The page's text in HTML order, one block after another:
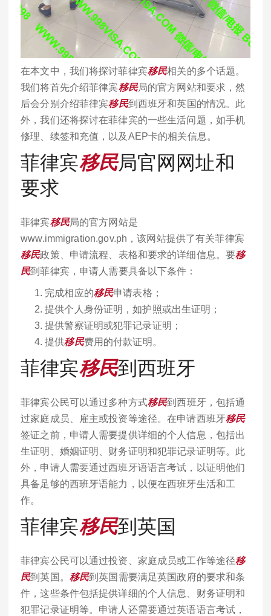
在本文中，我们将探讨菲律宾移民相关的多个话题。
我们将首先介绍菲律宾移民局的官方网站和要求，然
后会分别介绍菲律宾移民到西班牙和英国的情况。此
外，我们还将探讨在菲律宾的一些生活问题，如手机
修理、续签和充值，以及AEP卡的相关信息。
菲律宾移民局官网网址和
要求
菲律宾移民局的官方网站是
www.immigration.gov.ph，该网站提供了有关菲律宾
移民政策、申请流程、表格和要求的详细信息。要移
民到菲律宾，申请人需要具备以下条件：
完成相应的移民申请表格；
提供个人身份证明，如护照或出生证明；
提供警察证明或犯罪记录证明；
提供移民费用的付款证明。
菲律宾移民到西班牙
菲律宾公民可以通过多种方式移民到西班牙，包括通
过家庭成员、雇主或投资等途径。在申请西班牙移民
签证之前，申请人需要提供详细的个人信息，包括出
生证明、婚姻证明、财务证明和犯罪记录证明等。此
外，申请人需要通过西班牙语语言考试，以证明他们
具备足够的西班牙语能力，以便在西班牙生活和工
作。
菲律宾移民到英国
菲律宾公民可以通过投资、家庭成员或工作等途径移
民到英国。 移民到英国需要满足英国政府的要求和条
件，这些条件包括提供详细的个人信息、财务证明和
犯罪记录证明等。申请人还需要通过英语语言考试，